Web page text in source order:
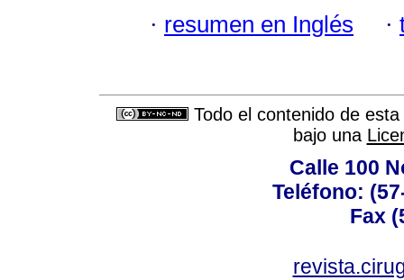
· resumen en Inglés ·
Todo el contenido de
bajo una
Calle 100
Teléfono:
Fax